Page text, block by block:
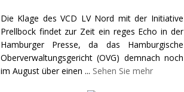
Die Klage des VCD LV Nord mit der Initiative
Prellbock findet zur Zeit ein reges Echo in der
Hamburger Presse, da das Hamburgische
Oberverwaltungsgericht (OVG) demnach noch
im August über einen ... Sehen Sie mehr